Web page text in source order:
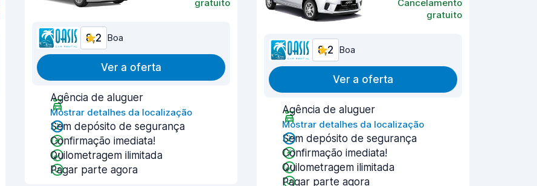
gratuito
8,2 Boa
Ver a oferta
Agência de aluguer
Mostrar detalhes da localização
Sem depósito de segurança
Confirmação imediata!
Quilometragem ilimitada
Pagar parte agora
Cancelamento
gratuito
8,2 Boa
Ver a oferta
Agência de aluguer
Mostrar detalhes da localização
Sem depósito de segurança
Confirmação imediata!
Quilometragem ilimitada
Pagar parte agora